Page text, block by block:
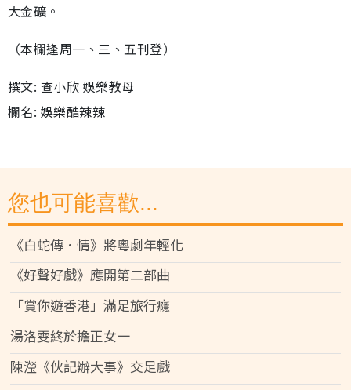
大金礦。
（本欄逢周一、三、五刊登）
撰文: 查小欣 娛樂教母
欄名: 娛樂酷辣辣
您也可能喜歡...
《白蛇傳．情》將粵劇年輕化
《好聲好戲》應開第二部曲
「賞你遊香港」滿足旅行癮
湯洛雯終於擔正女一
陳瀅《伙記辦大事》交足戲